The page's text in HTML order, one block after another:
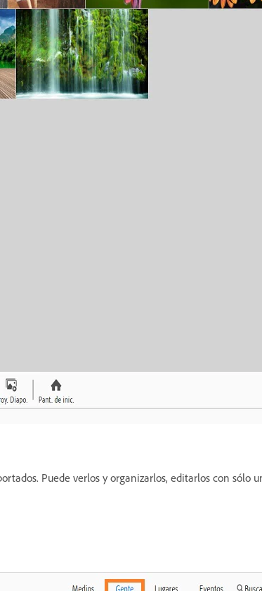
Puede verlos y organizarlos, editarlos con